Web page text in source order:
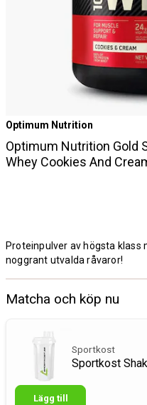
Optimum Nutrition
Optimum Nutrition Gold
Whey Cookies And
Proteinpulver av högsta klass
noggrant utvalda råvaror!
Matcha och köp nu
Sportkost
Sportkost
Lägg till